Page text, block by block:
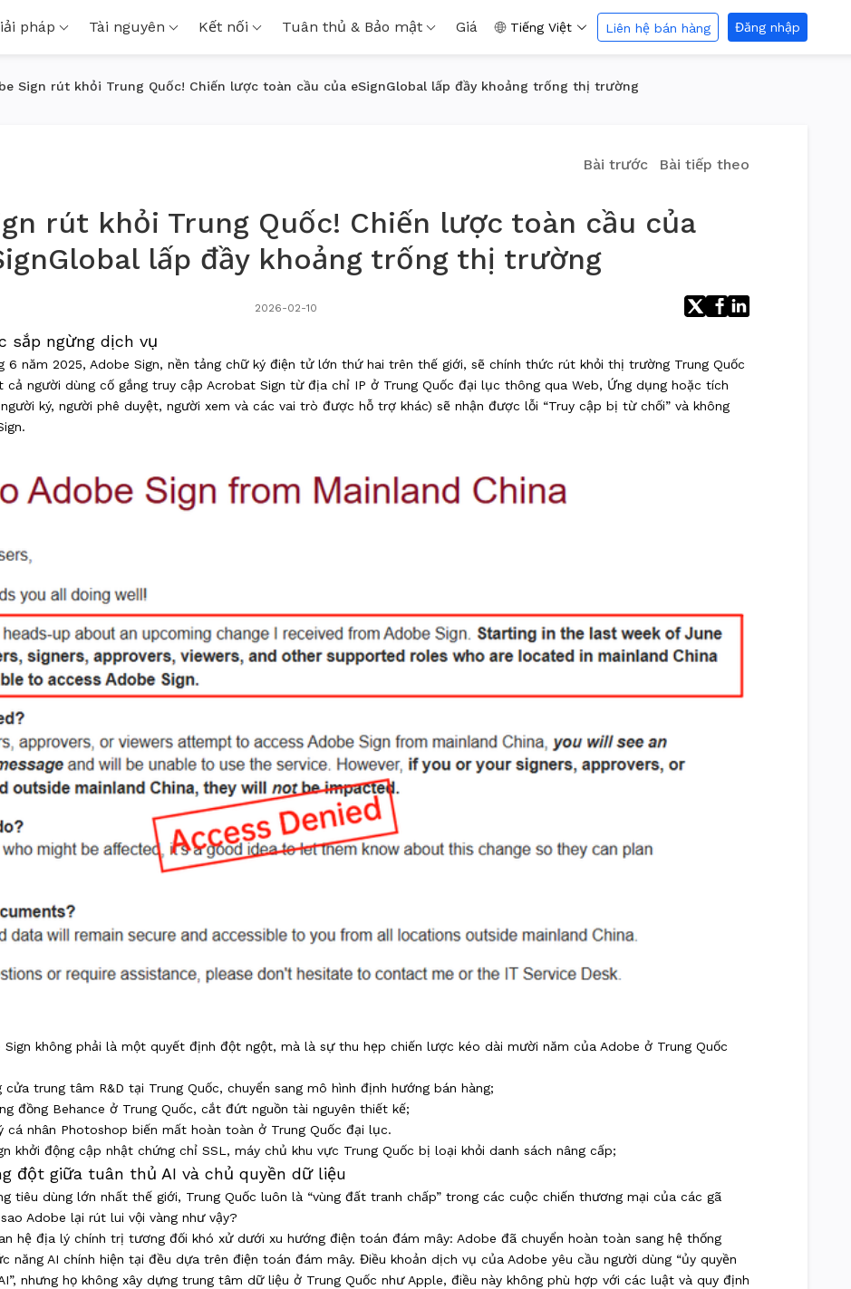
pháp Tài nguyên Kết nối Tuân thủ & Bảo mật Giá Tiếng Việt Liên hệ bán hàng Đăng nhập
Sign rút khỏi Trung Quốc! Chiến lược toàn cầu của eSignGlobal lấp đầy khoảng trống thị trường
Bài trước Bài tiếp theo
rút khỏi Trung Quốc! Chiến lược toàn cầu của
lấp đầy khoảng trống thị trường
2026-02-10
sắp ngừng dịch vụ
6 năm 2025, Adobe Sign, nền tảng chữ ký điện tử lớn thứ hai trên thế giới, sẽ chính thức rút khỏi thị trường Trung Quốc
người dùng cố gắng truy cập Acrobat Sign từ địa chỉ IP ở Trung Quốc đại lục thông qua Web, Ứng dụng hoặc tích
ký, người phê duyệt, người xem và các vai trò được hỗ trợ khác) sẽ nhận được lỗi “Truy cập bị từ chối” và không
Sign không phải là một quyết định đột ngột, mà là sự thu hẹp chiến lược kéo dài mười năm của Adobe ở Trung Quốc
cửa trung tâm R&D tại Trung Quốc, chuyển sang mô hình định hướng bán hàng;
đồng Behance ở Trung Quốc, cắt đứt nguồn tài nguyên thiết kế;
cá nhân Photoshop biến mất hoàn toàn ở Trung Quốc đại lục.
khởi động cập nhật chứng chỉ SSL, máy chủ khu vực Trung Quốc bị loại khỏi danh sách nâng cấp;
đột giữa tuân thủ AI và chủ quyền dữ liệu
tiêu dùng lớn nhất thế giới, Trung Quốc luôn là “vùng đất tranh chấp” trong các cuộc chiến thương mại của các gã
Adobe lại rút lui vội vàng như vậy?
hệ địa lý chính trị tương đối khó xử dưới xu hướng điện toán đám mây: Adobe đã chuyển hoàn toàn sang hệ thống
năng AI chính hiện tại đều dựa trên điện toán đám mây. Điều khoản dịch vụ của Adobe yêu cầu người dùng “ủy quyền
nhưng họ không xây dựng trung tâm dữ liệu ở Trung Quốc như Apple, điều này không phù hợp với các luật và quy định